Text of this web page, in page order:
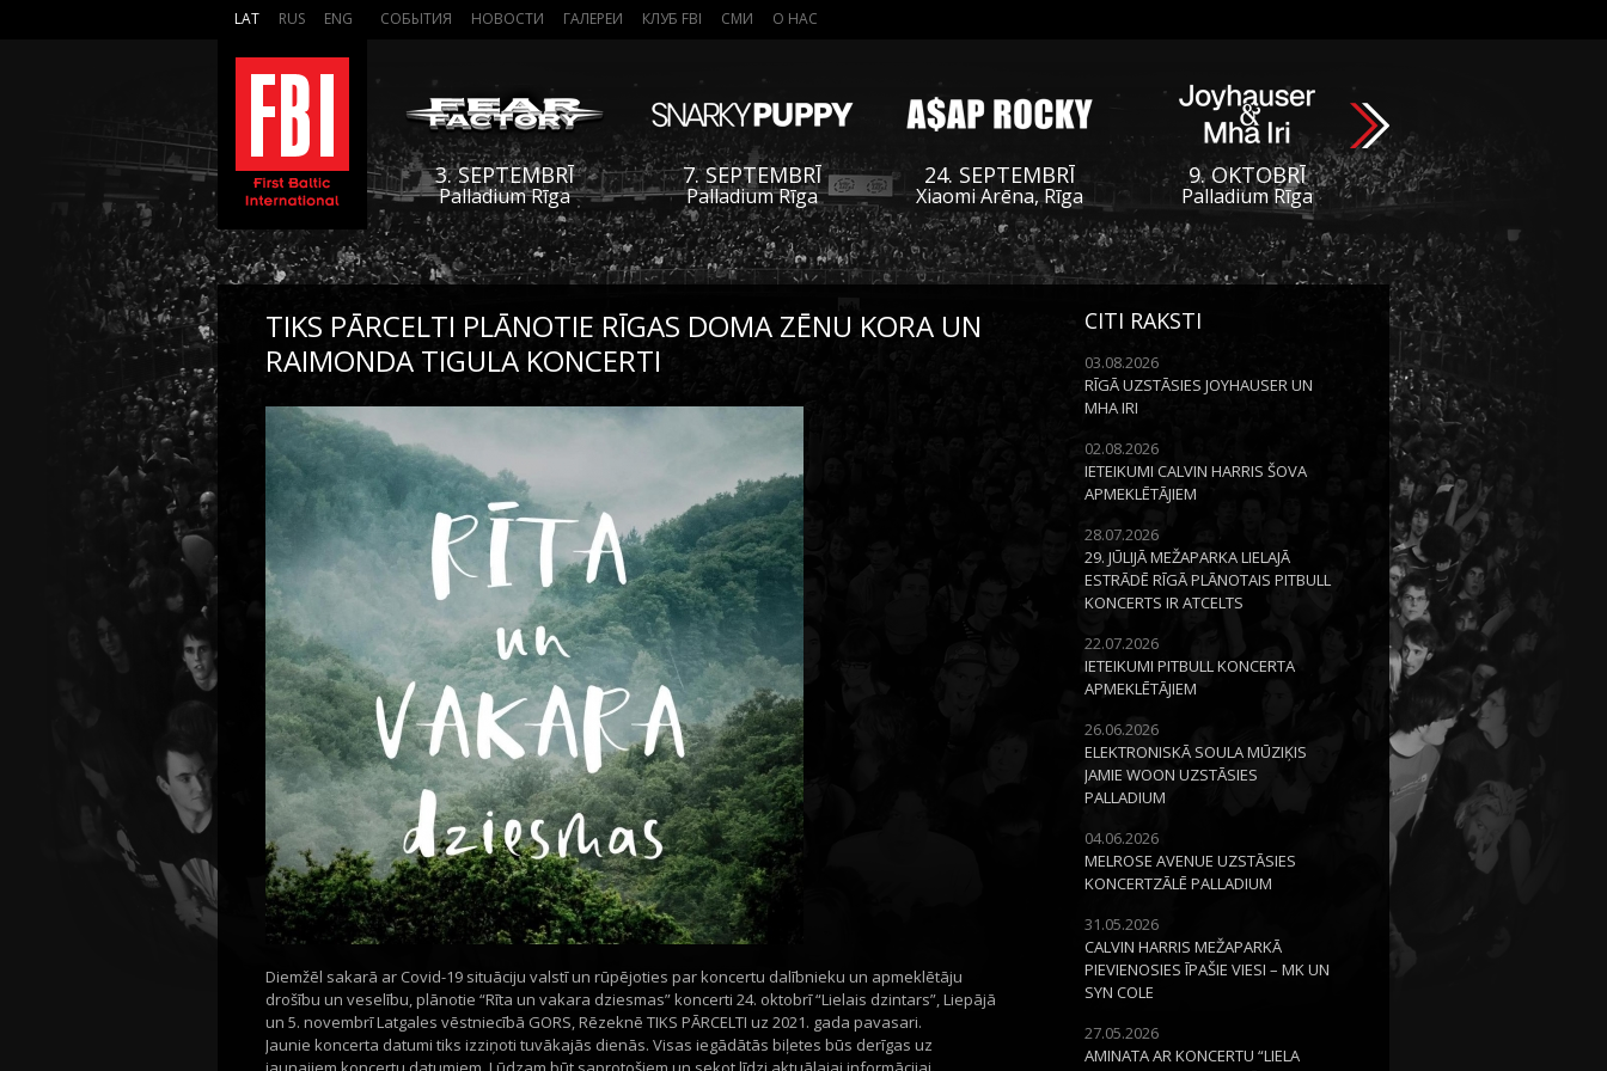
LAT RUS ENG СОБЫТИЯ НОВОСТИ ГАЛЕРЕИ КЛУБ FBI СМИ О НАС
3. SEPTEMBRĪ
Palladium Rīga
7. SEPTEMBRĪ
Palladium Rīga
24. SEPTEMBRĪ
Xiaomi Arēna, Rīga
9. OKTOBRĪ
Palladium Rīga
TIKS PĀRCELTI PLĀNOTIE RĪGAS DOMA ZĒNU KORA UN
RAIMONDA TIGULA KONCERTI
Diemžēl sakarā ar Covid-19 situāciju valstī un rūpējoties par koncertu dalībnieku un apmeklētāju
drošību un veselību, plānotie “Rīta un vakara dziesmas” koncerti 24. oktobrī “Lielais dzintars”, Liepājā
un 5. novembrī Latgales vēstniecībā GORS, Rēzeknē TIKS PĀRCELTI uz 2021. gada pavasari.
Jaunie koncerta datumi tiks izziņoti tuvākajās dienās. Visas iegādātās biļetes būs derīgas uz
CITI RAKSTI
03.08.2026
RĪGĀ UZSTĀSIES JOYHAUSER UN
MHA IRI
02.08.2026
IETEIKUMI CALVIN HARRIS ŠOVA
APMEKLĒTĀJIEM
28.07.2026
29. JŪLIJĀ MEŽAPARKA LIELAJĀ
ESTRĀDĒ RĪGĀ PLĀNOTAIS PITBULL
KONCERTS IR ATCELTS
22.07.2026
IETEIKUMI PITBULL KONCERTA
APMEKLĒTĀJIEM
26.06.2026
ELEKTRONISKĀ SOULA MŪZIĶIS
JAMIE WOON UZSTĀSIES
PALLADIUM
04.06.2026
MELROSE AVENUE UZSTĀSIES
KONCERTZĀLĒ PALLADIUM
31.05.2026
CALVIN HARRIS MEŽAPARKĀ
PIEVIENOSIES ĪPAŠIE VIESI – MK UN
SYN COLE
27.05.2026
AMINATA AR KONCERTU “LIELA